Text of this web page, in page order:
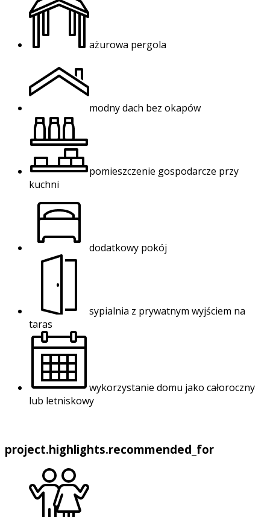
ażurowa pergola
modny dach bez okapów
pomieszczenie gospodarcze przy
kuchni
dodatkowy pokój
sypialnia z prywatnym wyjściem na
taras
wykorzystanie domu jako całoroczny
lub letniskowy
project.highlights.recommended_for